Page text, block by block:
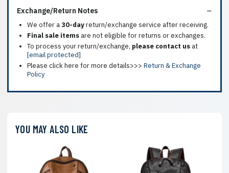
Exchange/Return Notes
We offer a30-dayreturn/exchange service after receiving.
Final sale items are not eligible for returns or exchanges.
To process your return/exchange, please contact us at
[email protected]
Please click here for more details>>> Return & Exchange
Policy
YOU MAY ALSO LIKE